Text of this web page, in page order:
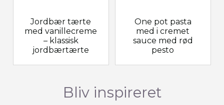
Jordbær tærte
med vanillecreme
– klassisk
jordbærtærte
One pot pasta
med i cremet
sauce med rød
pesto
Bliv inspireret